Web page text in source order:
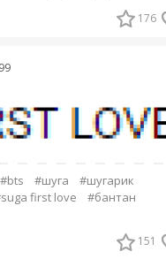
176
#bts #шуга
#шугарик
first love
#бантан
151